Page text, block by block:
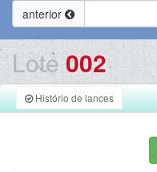
anterior
Lote 002
Histório de lances